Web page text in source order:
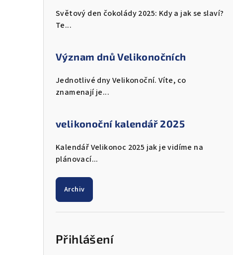
Světový den čokolády 2025: Kdy a jak se slaví?
Te...
Význam dnů Velikonočních
Jednotlivé dny Velikonoční. Víte, co
znamenají je...
velikonoční kalendář 2025
Kalendář Velikonoc 2025 jak je vidíme na
plánovací...
Archiv
Přihlášení